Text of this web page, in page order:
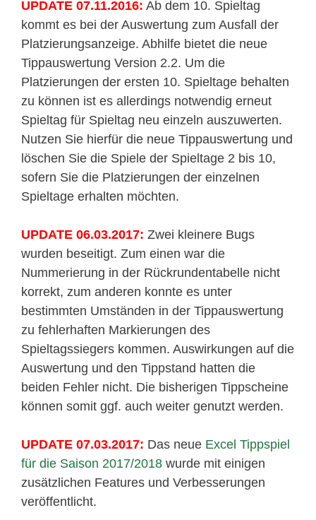
UPDATE 07.11.2016: Ab dem 10. Spieltag
kommt es bei der Auswertung zum Ausfall der
Platzierungsanzeige. Abhilfe bietet die neue
Tippauswertung Version 2.2. Um die
Platzierungen der ersten 10. Spieltage behalten
zu können ist es allerdings notwendig erneut
Spieltag für Spieltag neu einzeln auszuwerten.
Nutzen Sie hierfür die neue Tippauswertung und
löschen Sie die Spiele der Spieltage 2 bis 10,
sofern Sie die Platzierungen der einzelnen
Spieltage erhalten möchten.
UPDATE 06.03.2017: Zwei kleinere Bugs
wurden beseitigt. Zum einen war die
Nummerierung in der Rückrundentabelle nicht
korrekt, zum anderen konnte es unter
bestimmten Umständen in der Tippauswertung
zu fehlerhaften Markierungen des
Spieltagssiegers kommen. Auswirkungen auf die
Auswertung und den Tippstand hatten die
beiden Fehler nicht. Die bisherigen Tippscheine
können somit ggf. auch weiter genutzt werden.
UPDATE 07.03.2017: Das neue Excel Tippspiel
für die Saison 2017/2018 wurde mit einigen
zusätzlichen Features und Verbesserungen
veröffentlicht.